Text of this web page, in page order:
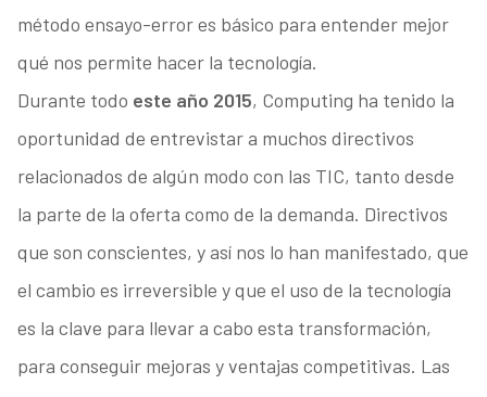
método ensayo-error es básico para entender mejor
qué nos permite hacer la tecnología.
Durante todo este año 2015, Computing ha tenido la
oportunidad de entrevistar a muchos directivos
relacionados de algún modo con las TIC, tanto desde
la parte de la oferta como de la demanda. Directivos
que son conscientes, y así nos lo han manifestado, que
el cambio es irreversible y que el uso de la tecnología
es la clave para llevar a cabo esta transformación,
para conseguir mejoras y ventajas competitivas. Las